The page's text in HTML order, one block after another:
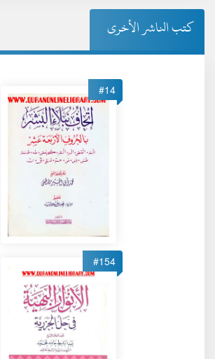
كتب الناشر الأخرى
#14
#154